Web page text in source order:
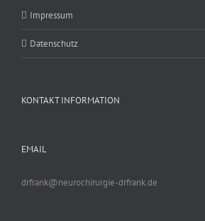
Impressum
Datenschutz
KONTAKT INFORMATION
EMAIL
drfrank@neurochirurgie-drfrank.de